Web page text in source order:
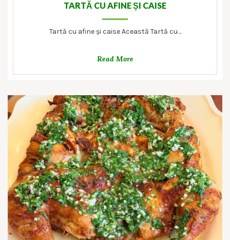
TARTĂ CU AFINE ȘI CAISE
Tartă cu afine și caise Această Tartă cu…
Read More